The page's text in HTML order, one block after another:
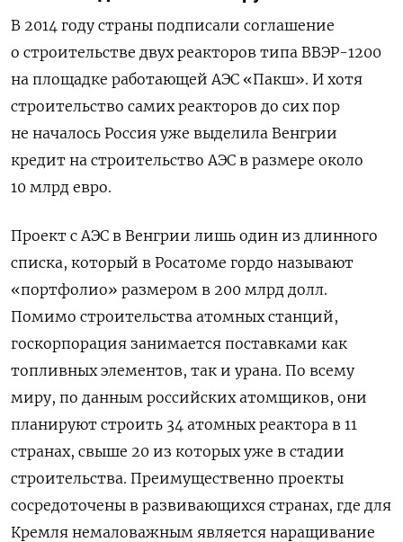
В 2014 году страны подписали соглашение
о строительстве двух реакторов типа ВВЭР-1200
на площадке работающей АЭС «Пакш». И хотя
строительство самих реакторов до сих пор
не началось Россия уже выделила Венгрии
кредит на строительство АЭС в размере около
10 млрд евро.
Проект с АЭС в Венгрии лишь один из длинного
списка, который в Росатоме гордо называют
«портфолио» размером в 200 млрд долл.
Помимо строительства атомных станций,
госкорпорация занимается поставками как
топливных элементов, так и урана. По всему
миру, по данным российских атомщиков, они
планируют строить 34 атомных реактора в 11
странах, свыше 20 из которых уже в стадии
строительства. Преимущественно проекты
сосредоточены в развивающихся странах, где для
Кремля немаловажным является наращивание